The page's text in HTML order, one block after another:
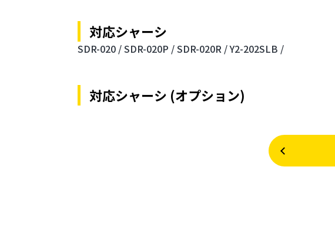
対応シャーシ
SDR-020 /SDR-020P /SDR-020R /Y2-202SLB /
対応シャーシ (オプション)